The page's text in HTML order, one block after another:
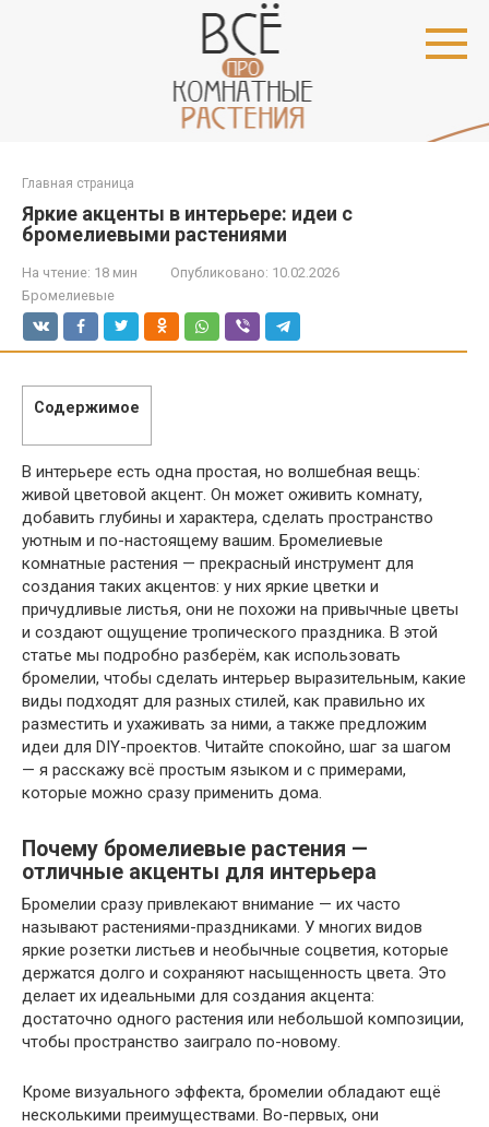
Главная страница
Яркие акценты в интерьере: идеи с
бромелиевыми растениями
На чтение: 18 мин Опубликовано: 10.02.2026
Бромелиевые
Содержимое
В интерьере есть одна простая, но волшебная вещь:
живой цветовой акцент. Он может оживить комнату,
добавить глубины и характера, сделать пространство
уютным и по-настоящему вашим. Бромелиевые
комнатные растения — прекрасный инструмент для
создания таких акцентов: у них яркие цветки и
причудливые листья, они не похожи на привычные цветы
и создают ощущение тропического праздника. В этой
статье мы подробно разберём, как использовать
бромелии, чтобы сделать интерьер выразительным, какие
виды подходят для разных стилей, как правильно их
разместить и ухаживать за ними, а также предложим
идеи для DIY-проектов. Читайте спокойно, шаг за шагом
— я расскажу всё простым языком и с примерами,
которые можно сразу применить дома.
Почему бромелиевые растения —
отличные акценты для интерьера
Бромелии сразу привлекают внимание — их часто
называют растениями-праздниками. У многих видов
яркие розетки листьев и необычные соцветия, которые
держатся долго и сохраняют насыщенность цвета. Это
делает их идеальными для создания акцента:
достаточно одного растения или небольшой композиции,
чтобы пространство заиграло по-новому.
Кроме визуального эффекта, бромелии обладают ещё
несколькими преимуществами. Во-первых, они